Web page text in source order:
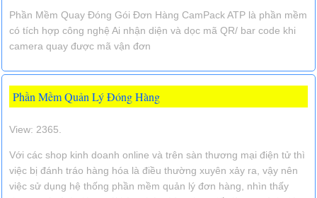
Phần Mềm Quay Đóng Gói Đơn Hàng CamPack ATP là phần mềm
có tích hợp công nghệ Ai nhận diện và dọc mã QR/ bar code khi
camera quay được mã vận đơn
Phần Mềm Quản Lý Đóng Hàng
View: 2365.
Với các shop kinh doanh online và trên sàn thương mại điện tử thì
việc bị đánh tráo hàng hóa là điều thường xuyên xảy ra, vậy nên
việc sử dụng hệ thống phần mềm quản lý đơn hàng, nhìn thấy